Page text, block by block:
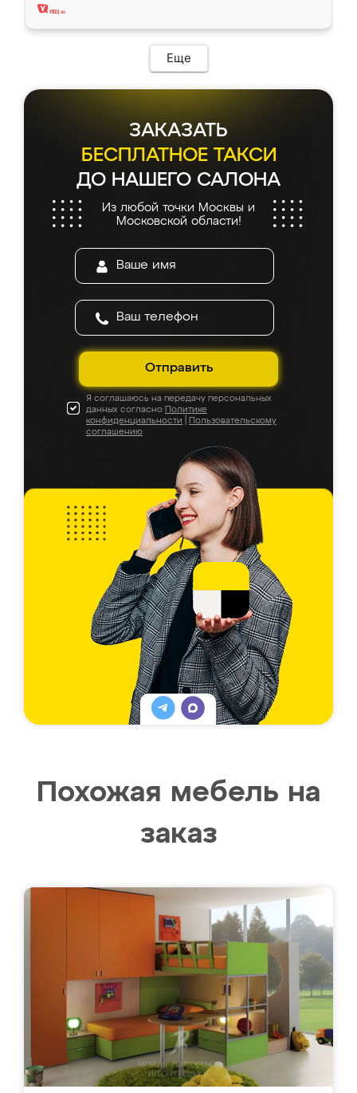
Еще
ЗАКАЗАТЬ
БЕСПЛАТНОЕ ТАКСИ
ДО НАШЕГО САЛОНА
Из любой точки Москвы и
Московской области!
Отправить
Я соглашаюсь на передачу персональных
данных согласно Политике
конфиденциальности
Пользовательскому
соглашению
Похожая мебель на
заказ